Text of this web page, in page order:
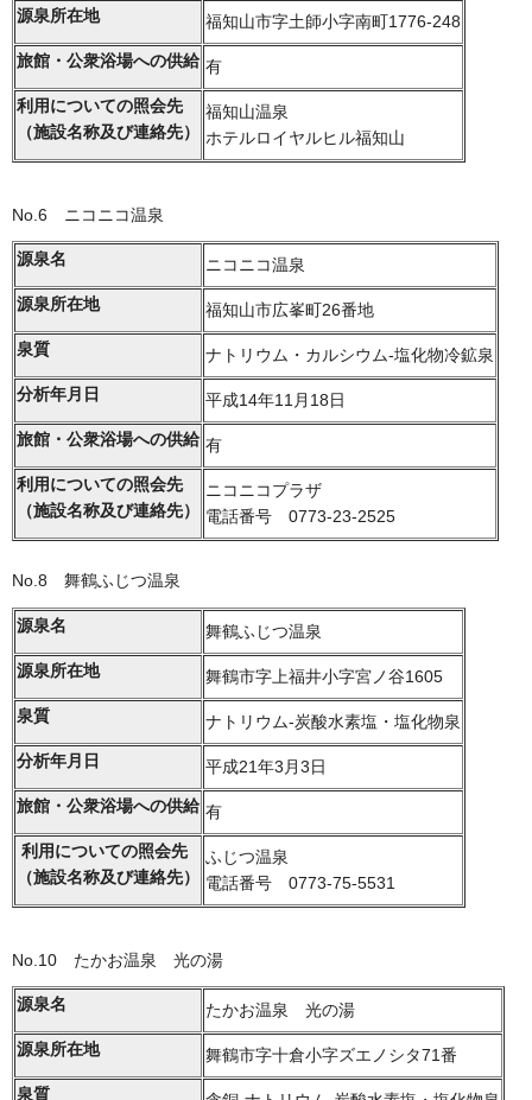
源泉所在地 福知山市字土師小字南町1776-248
旅館・公衆浴場への供給 有
利用についての照会先
（施設名称及び連絡先）
福知山温泉
ホテルロイヤルヒル福知山
No.6 ニコニコ温泉
源泉名 ニコニコ温泉
源泉所在地 福知山市広峯町26番地
泉質 ナトリウム・カルシウム-塩化物冷鉱泉
分析年月日 平成14年11月18日
旅館・公衆浴場への供給 有
利用についての照会先
（施設名称及び連絡先）
ニコニコプラザ
電話番号 0773-23-2525
No.8 舞鶴ふじつ温泉
源泉名 舞鶴ふじつ温泉
源泉所在地 舞鶴市字上福井小字宮ノ谷1605
泉質 ナトリウム-炭酸水素塩・塩化物泉
分析年月日 平成21年3月3日
旅館・公衆浴場への供給 有
利用についての照会先
（施設名称及び連絡先）
ふじつ温泉
電話番号 0773-75-5531
No.10 たかお温泉 光の湯
源泉名 たかお温泉 光の湯
源泉所在地 舞鶴市字十倉小字ズエノシタ71番
泉質